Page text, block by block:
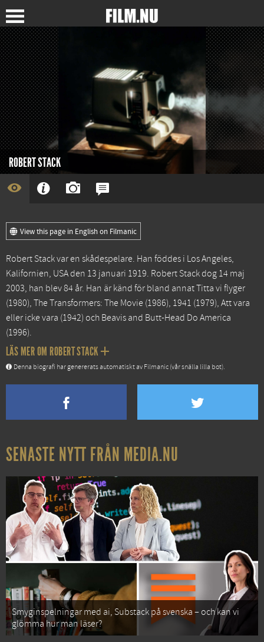
ROBERT STACK
View this page in English on Filmanic
Robert Stack var en skådespelare. Han föddes i Los Angeles,
Kalifornien, USA den 13 januari 1919. Robert Stack dog 14 maj
2003, han blev 84 år. Han är känd för bland annatTitta vi flyger
(1980), The Transformers: The Movie (1986), 1941 (1979), Att vara
eller icke vara (1942) och Beavis and Butt-Head Do America
(1996).
LÄS MER OM ROBERT STACK
Denna biografi har genererats automatiskt av Filmanic (vår snälla lilla bot).
SENASTE NYTT FRÅN MEDIA.NU
Smyginspelningar med ai, Substack på svenska – och kan vi
glömma hur man läser?